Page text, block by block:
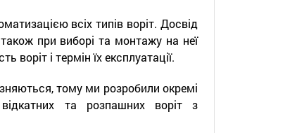
всіх типів воріт. Досвід
при виборі та монтажу на неї
і термін їх експлуатації.
тому ми розробили окремі
та розпашних воріт з